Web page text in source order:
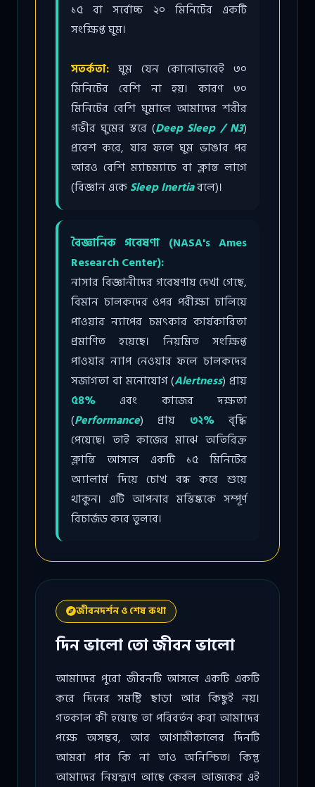
১৫ বা সর্বোচ্চ ২০ মিনিটের একটি
সংক্ষিপ্ত ঘুম।
সতর্কতা: ঘুম যেন কোনোভাবেই ৩০
মিনিটের বেশি না হয়। কারণ ৩০
মিনিটের বেশি ঘুমালে আমাদের শরীর
গভীর ঘুমের স্তরে (Deep Sleep / N3)
প্রবেশ করে, যার ফলে ঘুম ভাঙার পর
আরও বেশি ম্যাচম্যাচে বা ক্লান্ত লাগে
(বিজ্ঞান একেSleep Inertiaবলে)।
বৈজ্ঞানিক গবেষণা (NASA's Ames
Research Center):
নাসার বিজ্ঞানীদের গবেষণায় দেখা গেছে,
বিমান চালকদের ওপর পরীক্ষা চালিয়ে
পাওয়ার ন্যাপের চমৎকার কার্যকারিতা
প্রমাণিত হয়েছে। নিয়মিত সংক্ষিপ্ত
পাওয়ার ন্যাপ নেওয়ার ফলে চালকদের
সজাগতা বা মনোযোগ (Alertness) প্রায়
৫৪% এবং কাজের দক্ষতা
(Performance) প্রায় ৩২%বৃদ্ধি
পেয়েছে। তাই কাজের মাঝে অতিরিক্ত
ক্লান্তি আসলে একটি ১৫ মিনিটের
অ্যালার্ম দিয়ে চোখ বন্ধ করে শুয়ে
থাকুন। এটি আপনার মস্তিষ্ককে সম্পূর্ণ
রিচার্জড করে তুলবে।
জীবনদর্শন ও শেষ কথা
দিন ভালো তো জীবন ভালো
আমাদের পুরো জীবনটি আসলে একটি একটি
করে দিনের সমষ্টি ছাড়া আর কিছুই নয়।
গতকাল কী হয়েছে তা পরিবর্তন করা আমাদের
পক্ষে অসম্ভব, আর আগামীকালের দিনটি
আমরা পাব কি না তাও অনিশ্চিত। কিন্তু
আমাদের নিয়ন্ত্রণে আছে কেবল আজকের এই